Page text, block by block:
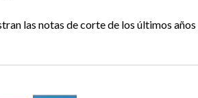
las notas de corte de los últimos años .